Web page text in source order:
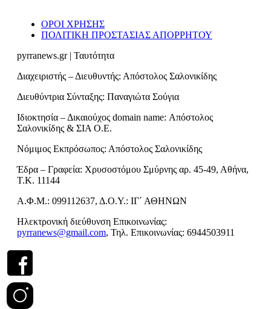
ΟΡΟΙ ΧΡΗΣΗΣ
ΠΟΛΙΤΙΚΗ ΠΡΟΣΤΑΣΙΑΣ ΑΠΟΡΡΗΤΟΥ
pyrranews.gr | Ταυτότητα
Διαχειριστής – Διευθυντής: Απόστολος Σαλονικίδης
Διευθύντρια Σύνταξης: Παναγιώτα Σούγια
Ιδιοκτησία – Δικαιούχος domain name: Απόστολος
Σαλονικίδης & ΣΙΑ Ο.Ε.
Νόμιμος Εκπρόσωπος: Απόστολος Σαλονικίδης
Έδρα – Γραφεία: Χρυσοστόμου Σμύρνης αρ. 45-49, Αθήνα,
Τ.Κ. 11144
Α.Φ.Μ.: 099112637, Δ.Ο.Υ.: ΙΓ΄ ΑΘΗΝΩΝ
Ηλεκτρονική διεύθυνση Επικοινωνίας:
pyrranews@gmail.com, Τηλ. Επικοινωνίας: 6944503911